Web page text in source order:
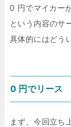
0 円でマイカー
という内容のサ
具体的にはどう
0 円でリース
まず、今回立ち